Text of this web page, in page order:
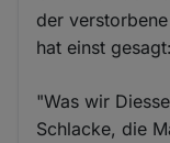
der
hat einst gesagt:
"Was wir
Schlacke, die